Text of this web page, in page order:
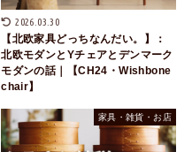
2026.03.30
【北欧家具どっちなんだい。】：
北欧モダンとYチェアとデンマーク
モダンの話｜【CH24・Wishbone
chair】
家具・雑貨・お店